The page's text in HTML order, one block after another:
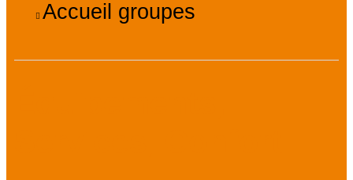
Accueil groupes